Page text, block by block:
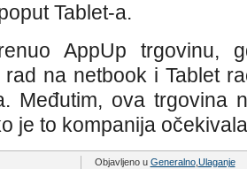
Tablet-a.
AppUp trgovinu,
na netbook i Tablet
Međutim, ova trgovina
je to kompanija
Objavljeno u Generalno, Ulaganje